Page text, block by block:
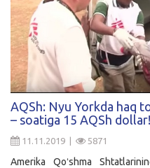
AQSh: Nyu Yorkda haq
– soatiga 15 AQSh dollar!
11.11.2019 | 5871
Amerika Qoʻshma